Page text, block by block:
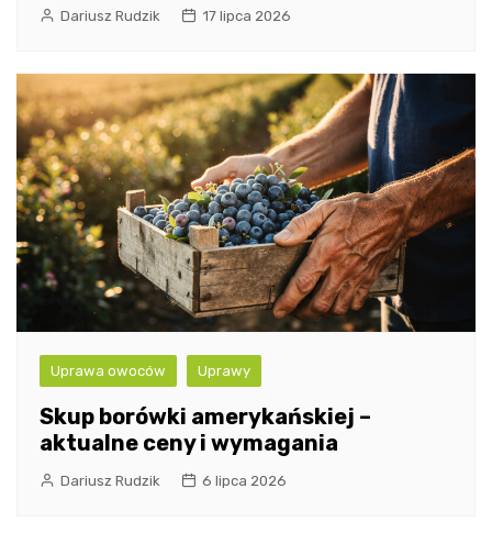
Dariusz Rudzik 17 lipca 2026
Uprawa owoców Uprawy
Skup borówki amerykańskiej –
aktualne ceny i wymagania
Dariusz Rudzik 6 lipca 2026